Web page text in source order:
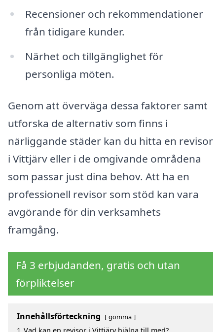
Recensioner och rekommendationer
från tidigare kunder.
Närhet och tillgänglighet för
personliga möten.
Genom att överväga dessa faktorer samt
utforska de alternativ som finns i
närliggande städer kan du hitta en revisor
i Vittjärv eller i de omgivande områdena
som passar just dina behov. Att ha en
professionell revisor som stöd kan vara
avgörande för din verksamhets
framgång.
Få 3 erbjudanden, gratis och utan
förpliktelser
Innehållsförteckning gömma
1 Vad kan en revisor i Vittjärv hjälpa till med?